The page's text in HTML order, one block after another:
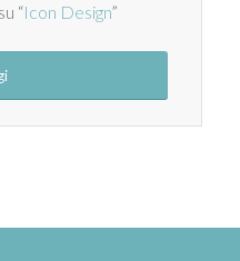
“Icon Design”